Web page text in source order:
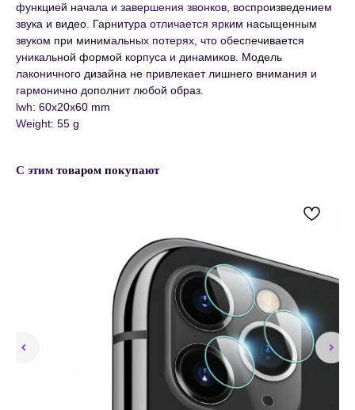
функцией начала и завершения звонков, воспроизведением
звука и видео. Гарнитура отличается ярким насыщенным
звуком при минимальных потерях, что обеспечивается
уникальной формой корпуса и динамиков. Модель
лаконичного дизайна не привлекает лишнего внимания и
гармонично дополнит любой образ.
lwh: 60x20x60 mm
Weight: 55 g
С этим товаром покупают